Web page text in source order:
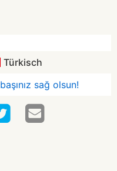
Türkisch
başınız sağ olsun!